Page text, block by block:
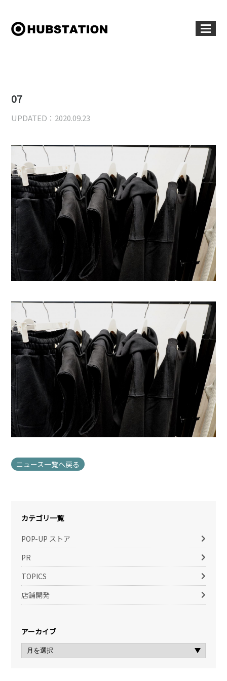
07
UPDATED：2020.09.23
ニュース一覧へ戻る
カテゴリ一覧
POP-UP ストア
PR
TOPICS
店舗開発
アーカイブ